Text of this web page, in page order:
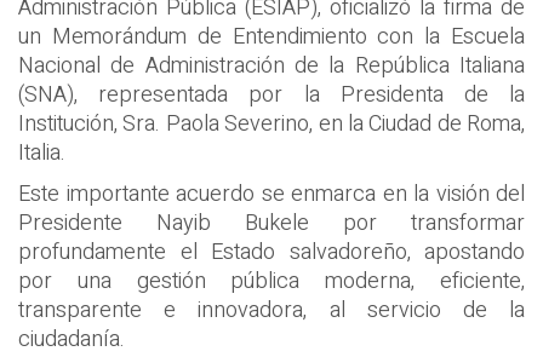
Administración Pública (ESIAP), oficializó la firma de
un Memorándum de Entendimiento con la Escuela
Nacional de Administración de la República Italiana
(SNA), representada por la Presidenta de la
Institución, Sra. Paola Severino, en la Ciudad de Roma,
Italia.
Este importante acuerdo se enmarca en la visión del
Presidente Nayib Bukele por transformar
profundamente el Estado salvadoreño, apostando
por una gestión pública moderna, eficiente,
transparente e innovadora, al servicio de la
ciudadanía.